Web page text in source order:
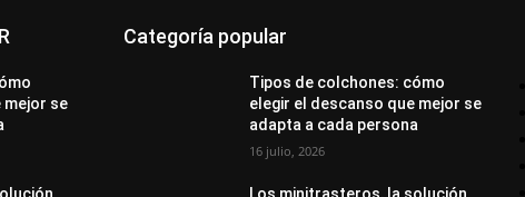
mejor se
Categoría popular
Tipos de colchones: cómo
elegir el descanso que mejor se
adapta a cada persona
16 julio, 2026